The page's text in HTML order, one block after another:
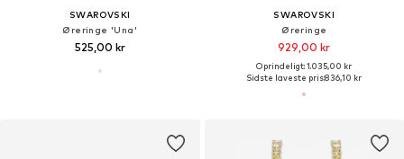
SWAROVSKI
Øreringe 'Una'
525,00 kr
SWAROVSKI
Øreringe
929,00 kr
Oprindeligt: 1.035,00 kr
Sidste laveste pris:836,10 kr